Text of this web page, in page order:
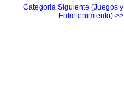
Categoria Siguiente (Juegos y
Entretenimiento) >>